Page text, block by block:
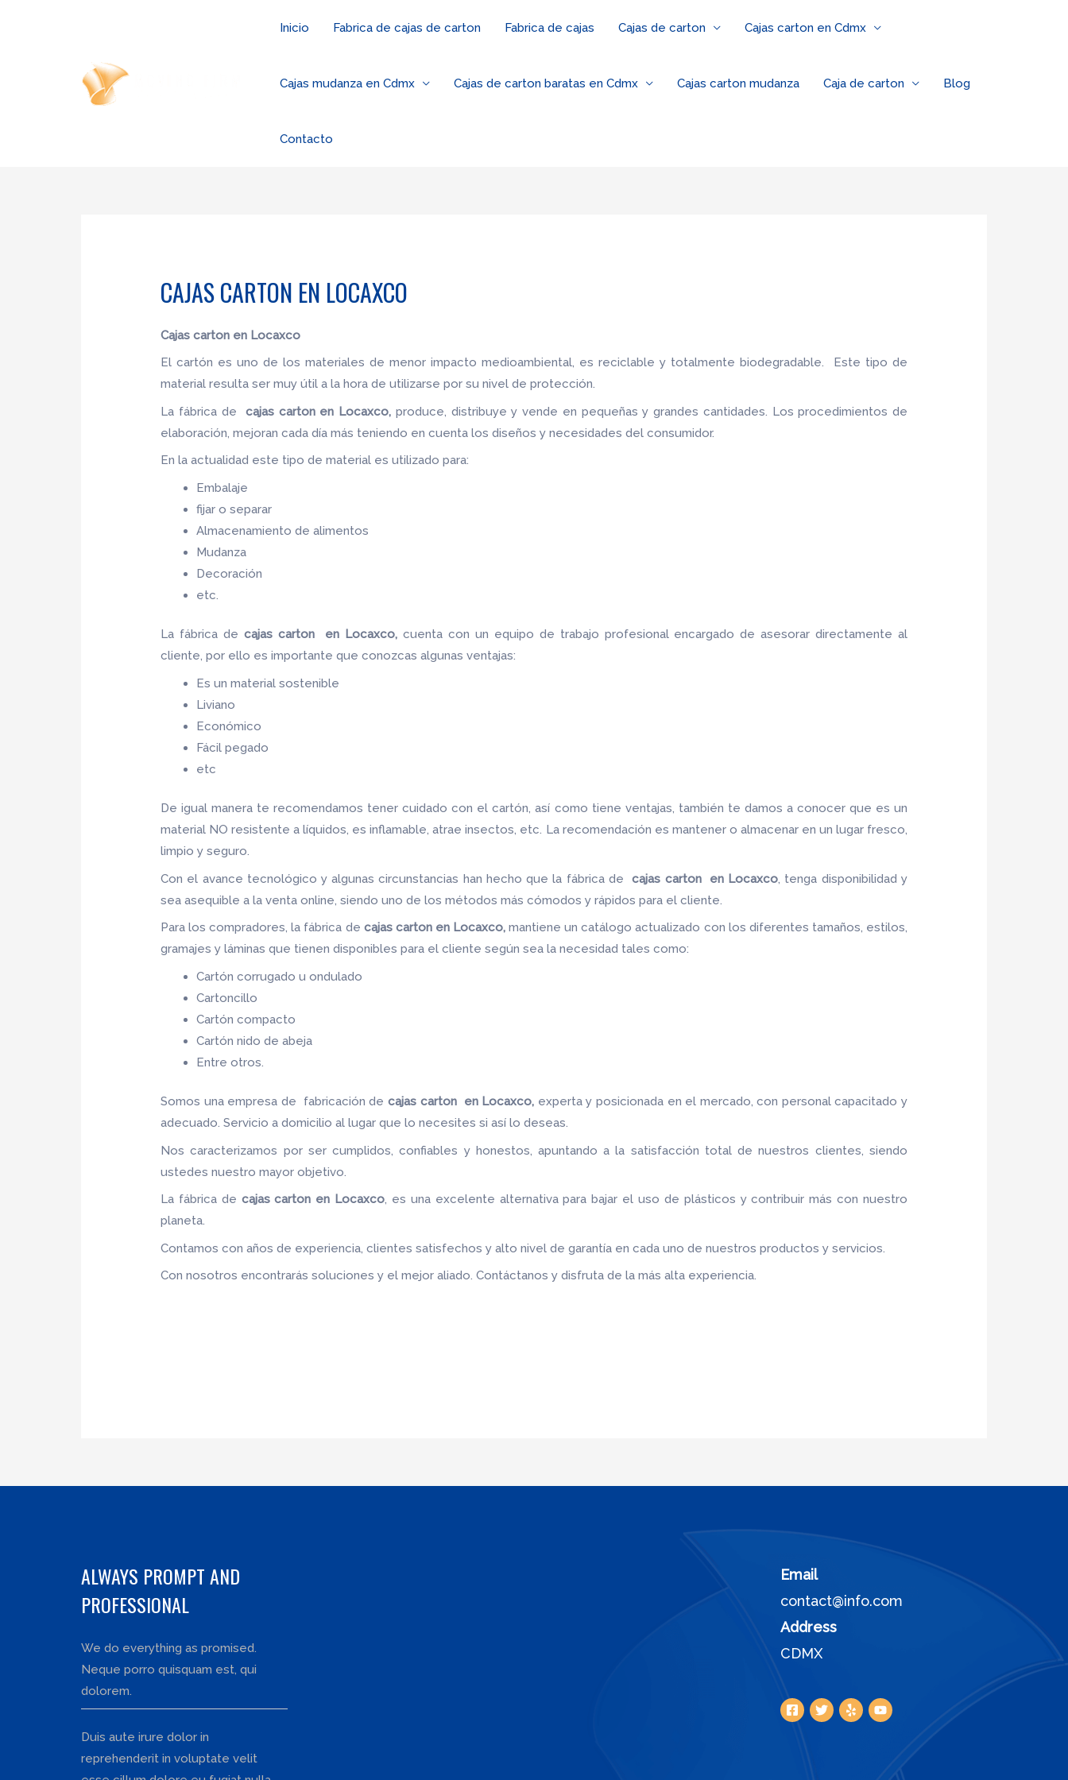
Inicio Fabrica de cajas de carton Fabrica de cajas Cajas de carton Cajas carton en Cdmx
Cajas mudanza en Cdmx Cajas de carton baratas en Cdmx Cajas carton mudanza Caja de carton Blog
Contacto
CAJAS CARTON EN LOCAXCO
Cajas carton en Locaxco
El cartón es uno de los materiales de menor impacto medioambiental, es reciclable y totalmente biodegradable. Este tipo de
material resulta ser muy útil a la hora de utilizarse por su nivel de protección.
La fábrica de cajas carton en Locaxco, produce, distribuye y vende en pequeñas y grandes cantidades. Los procedimientos de
elaboración, mejoran cada día más teniendo en cuenta los diseños y necesidades del consumidor.
En la actualidad este tipo de material es utilizado para:
Embalaje
fijar o separar
Almacenamiento de alimentos
Mudanza
Decoración
etc.
La fábrica de cajas carton en Locaxco,cuenta con un equipo de trabajo profesional encargado de asesorar directamente al
cliente, por ello es importante que conozcas algunas ventajas:
Es un material sostenible
Liviano
Económico
Fácil pegado
etc
De igual manera te recomendamos tener cuidado con el cartón, así como tiene ventajas, también te damos a conocer que es un
material NO resistente a líquidos, es inflamable, atrae insectos, etc. La recomendación es mantener o almacenar en un lugar fresco,
limpio y seguro.
Con el avance tecnológico y algunas circunstancias han hecho que la fábrica decajas carton en Locaxco , tenga disponibilidad y
sea asequible a la venta online, siendo uno de los métodos más cómodos y rápidos para el cliente.
Para los compradores, la fábrica de cajas carton en Locaxco,mantiene un catálogo actualizado con los diferentes tamaños, estilos,
gramajes y láminas que tienen disponibles para el cliente según sea la necesidad tales como:
Cartón corrugado u ondulado
Cartoncillo
Cartón compacto
Cartón nido de abeja
Entre otros.
Somos una empresa de fabricación decajas carton en Locaxco, experta y posicionada en el mercado, con personal capacitado y
adecuado. Servicio a domicilio al lugar que lo necesites si así lo deseas.
Nos caracterizamos por ser cumplidos, confiables y honestos, apuntando a la satisfacción total de nuestros clientes, siendo
ustedes nuestro mayor objetivo.
La fábrica de cajas carton en Locaxco, es una excelente alternativa para bajar el uso de plásticos y contribuir más con nuestro
planeta.
Contamos con años de experiencia, clientes satisfechos y alto nivel de garantía en cada uno de nuestros productos y servicios.
Con nosotros encontrarás soluciones y el mejor aliado.Contáctanos y disfruta de la más alta experiencia.
ALWAYS PROMPT AND
PROFESSIONAL
We do everything as promised.
Neque porro quisquam est, qui
dolorem.
Duis aute irure dolor in
reprehenderit in voluptate velit
Email
contact@info.com
Address
CDMX